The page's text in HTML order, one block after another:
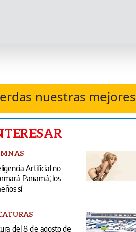
nuestras
Artificial no
Panamá; los
sí
del 8 de agosto de